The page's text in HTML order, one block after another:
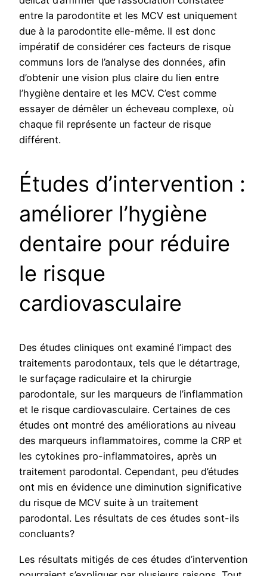
entre la parodontite et les MCV est uniquement
due à la parodontite elle-même. Il est donc
impératif de considérer ces facteurs de risque
communs lors de l’analyse des données, afin
d’obtenir une vision plus claire du lien entre
l’hygiène dentaire et les MCV. C’est comme
essayer de démêler un écheveau complexe, où
chaque fil représente un facteur de risque
différent.
Études d’intervention :
améliorer l’hygiène
dentaire pour réduire
le risque
cardiovasculaire
Des études cliniques ont examiné l’impact des
traitements parodontaux, tels que le détartrage,
le surfaçage radiculaire et la chirurgie
parodontale, sur les marqueurs de l’inflammation
et le risque cardiovasculaire. Certaines de ces
études ont montré des améliorations au niveau
des marqueurs inflammatoires, comme la CRP et
les cytokines pro-inflammatoires, après un
traitement parodontal. Cependant, peu d’études
ont mis en évidence une diminution significative
du risque de MCV suite à un traitement
parodontal. Les résultats de ces études sont-ils
concluants?
Les résultats mitigés de ces études d’intervention